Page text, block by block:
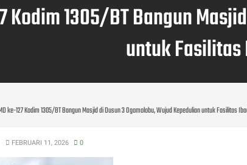
Kodim 1305/BT Bangun
untuk
ke-127 Kodim 1305/BT Bangun Masjid di Dusun 3 Ogomolobu, Wujud Kepedulian untuk Fasilitas
FEBRUARI 11, 2026 0